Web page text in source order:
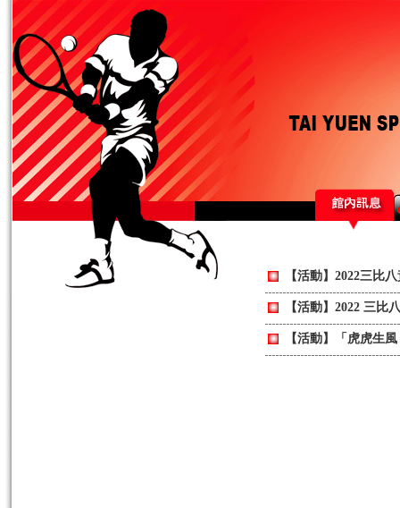
【活動】2022三比
【活動】2022 三比
【活動】「虎虎生